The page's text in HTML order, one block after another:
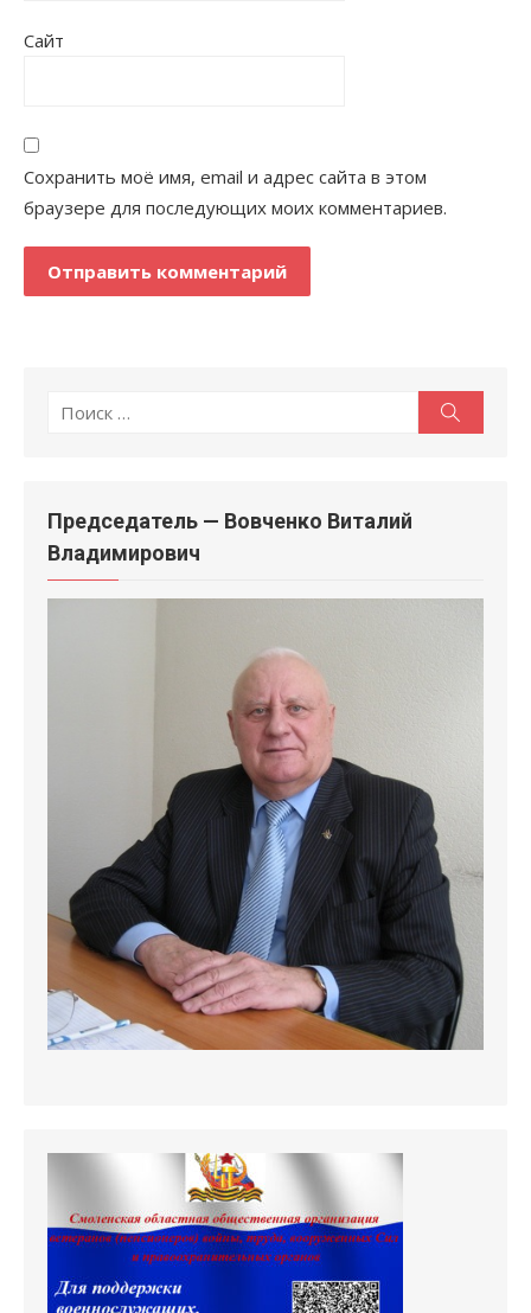
Сайт
Сохранить моё имя, email и адрес сайта в этом
браузере для последующих моих комментариев.
Поиск
Председатель — Вовченко Виталий
Владимирович